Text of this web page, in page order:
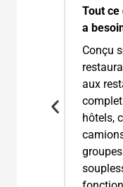
Tout
a
Conçu
aux
hôtels,